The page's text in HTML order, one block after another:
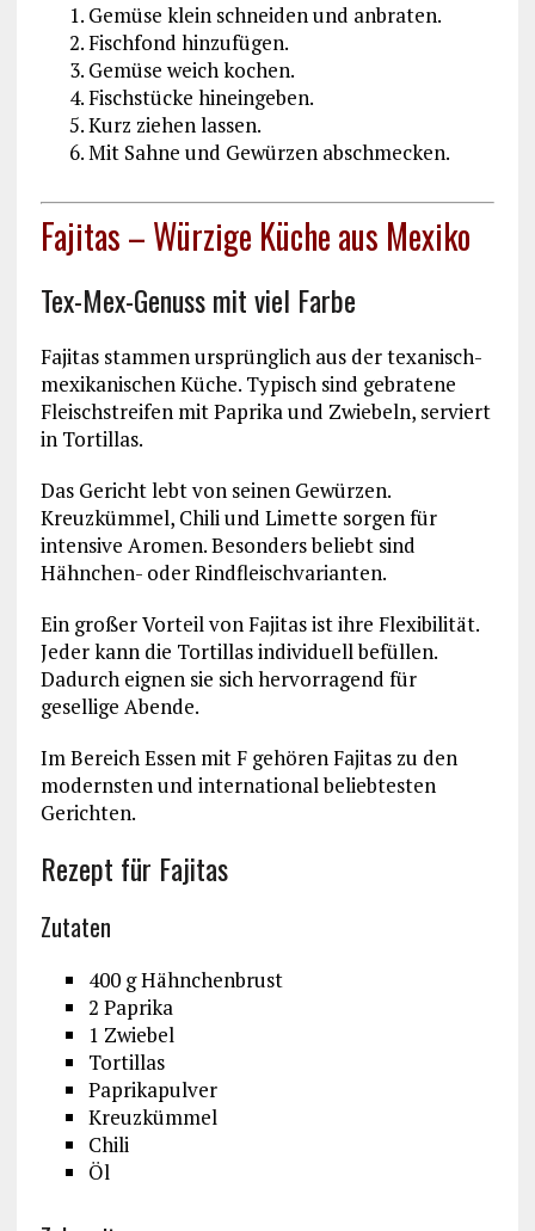
Gemüse klein schneiden und anbraten.
Fischfond hinzufügen.
Gemüse weich kochen.
Fischstücke hineingeben.
Kurz ziehen lassen.
Mit Sahne und Gewürzen abschmecken.
Fajitas – Würzige Küche aus Mexiko
Tex-Mex-Genuss mit viel Farbe
Fajitas stammen ursprünglich aus der texanisch-
mexikanischen Küche. Typisch sind gebratene
Fleischstreifen mit Paprika und Zwiebeln, serviert
in Tortillas.
Das Gericht lebt von seinen Gewürzen.
Kreuzkümmel, Chili und Limette sorgen für
intensive Aromen. Besonders beliebt sind
Hähnchen- oder Rindfleischvarianten.
Ein großer Vorteil von Fajitas ist ihre Flexibilität.
Jeder kann die Tortillas individuell befüllen.
Dadurch eignen sie sich hervorragend für
gesellige Abende.
Im Bereich Essen mit F gehören Fajitas zu den
modernsten und international beliebtesten
Gerichten.
Rezept für Fajitas
Zutaten
400 g Hähnchenbrust
2 Paprika
1 Zwiebel
Tortillas
Paprikapulver
Kreuzkümmel
Chili
Öl